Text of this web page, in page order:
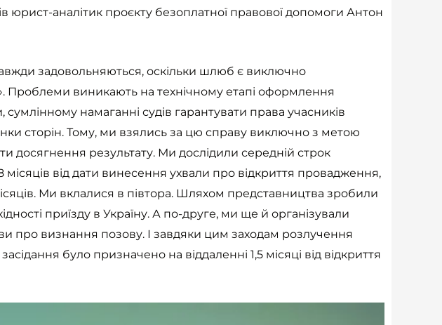
юрист-аналітик проєкту безоплатної правової допомоги Антон
задовольняються, оскільки шлюб є виключно
Проблеми виникають на технічному етапі оформлення
намаганні судів гарантувати права учасників
сторін. Тому, ми взялись за цю справу виключно з метою
досягнення результату. Ми дослідили середній строк
від дати винесення ухвали про відкриття провадження,
Ми вклалися в півтора. Шляхом представництва зробили
приїзду в Україну. А по-друге, ми ще й організували
про визнання позову. І завдяки цим заходам розлучення
було призначено на віддаленні 1,5 місяці від відкриття